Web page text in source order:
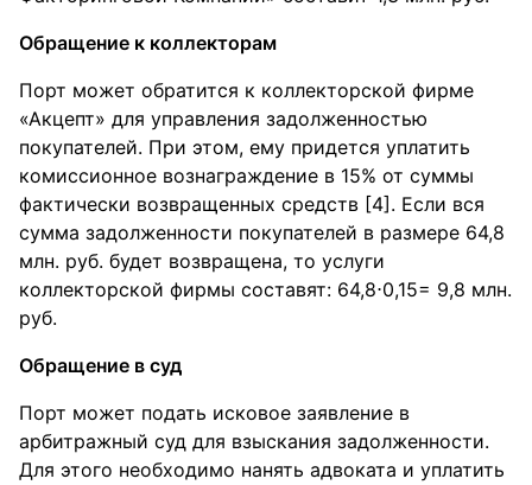
Обращение к коллекторам
Порт может обратится к коллекторской фирме
«Акцепт» для управления задолженностью
покупателей. При этом, ему придется уплатить
комиссионное вознаграждение в 15% от суммы
фактически возвращенных средств [4]. Если вся
сумма задолженности покупателей в размере 64,8
млн. руб. будет возвращена, то услуги
коллекторской фирмы составят: 64,8⋅0,15= 9,8 млн.
руб.
Обращение в суд
Порт может подать исковое заявление в
арбитражный суд для взыскания задолженности.
Для этого необходимо нанять адвоката и уплатить